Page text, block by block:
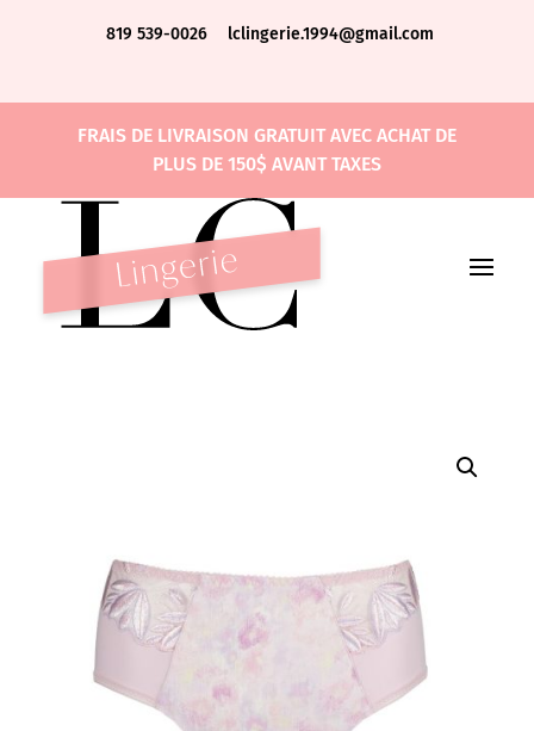
819 539-0026 lclingerie.1994@gmail.com
FRAIS DE LIVRAISON GRATUIT AVEC ACHAT DE
PLUS DE 150$ AVANT TAXES